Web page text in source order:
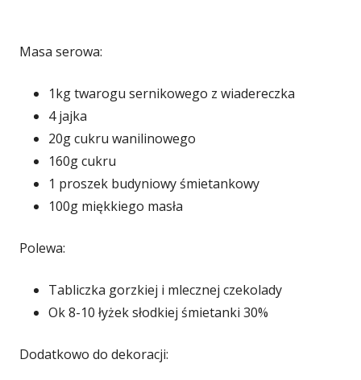
Masa serowa:
1kg twarogu sernikowego z wiadereczka
4 jajka
20g cukru wanilinowego
160g cukru
1 proszek budyniowy śmietankowy
100g miękkiego masła
Polewa:
Tabliczka gorzkiej i mlecznej czekolady
Ok 8-10 łyżek słodkiej śmietanki 30%
Dodatkowo do dekoracji: